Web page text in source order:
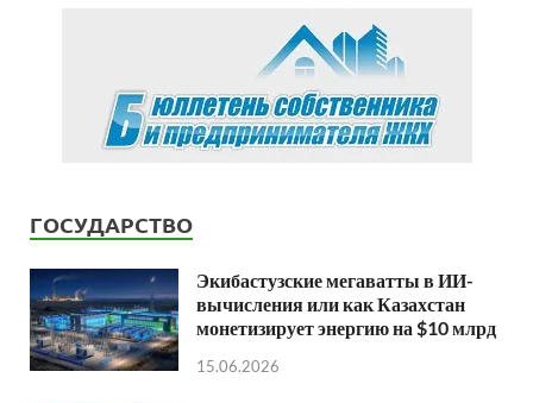
ГОСУДАРСТВО
Экибастузские мегаватты в ИИ-
вычисления или как Казахстан
монетизирует энергию на $10 млрд
15.06.2026